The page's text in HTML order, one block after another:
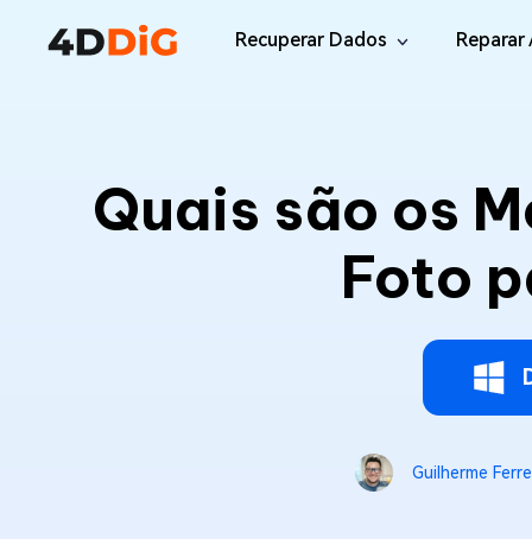
Recuperar Dados
Recuperar Arquivos Apagados de Win
Recuperar Arquivos Apagados de Mac
Recuperar Dados Perdidos de iPhone/
Android Recovery
Recuperar Arquivos no Android Sem
Reparar
Corrigir
Online
Quais são os
Foto
Guilherme